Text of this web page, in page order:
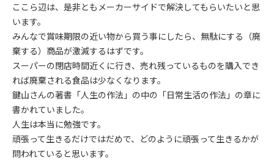
ここら辺は、是非ともメーカーサイドで解決してもらいたいと思
います。
みんなで賞味期限の近い物から買う事にしたら、無駄にする（廃
棄する）商品が激減するはずです。
スーパーの閉店時間近くに行き、売れ残っているものを購入でき
れば廃棄される食品は少なくなります。
鍵山さんの著書「人生の作法」の中の「日常生活の作法」の章に
書かれていました。
人生は本当に勉強です。
頑張って生きるだけではだめで、どのように頑張って生きるかが
問われていると思います。